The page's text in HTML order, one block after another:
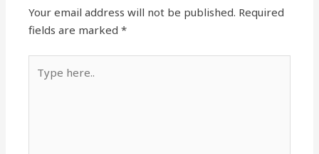
Your email address will not be published. Required
fields are marked*